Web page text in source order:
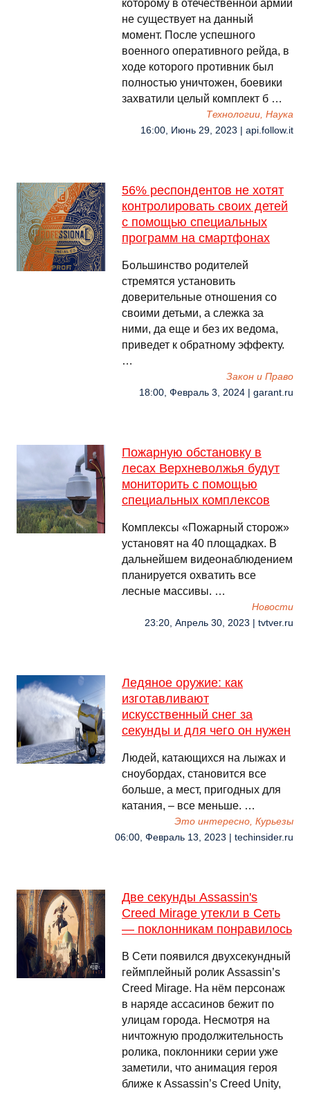
которому в отечественной армии
не существует на данный
момент. После успешного
военного оперативного рейда, в
ходе которого противник был
полностью уничтожен, боевики
захватили целый комплект б …
Технологии, Наука
16:00, Июнь 29, 2023 | api.follow.it
56% респондентов не хотят
контролировать своих детей
с помощью специальных
программ на смартфонах
Большинство родителей
стремятся установить
доверительные отношения со
своими детьми, а слежка за
ними, да еще и без их ведома,
приведет к обратному эффекту.
…
Закон и Право
18:00, Февраль 3, 2024 | garant.ru
Пожарную обстановку в
лесах Верхневолжья будут
мониторить с помощью
специальных комплексов
Комплексы «Пожарный сторож»
установят на 40 площадках. В
дальнейшем видеонаблюдением
планируется охватить все
лесные массивы. …
Новости
23:20, Апрель 30, 2023 | tvtver.ru
Ледяное оружие: как
изготавливают
искусственный снег за
секунды и для чего он нужен
Людей, катающихся на лыжах и
сноубордах, становится все
больше, а мест, пригодных для
катания, – все меньше. …
Это интересно, Курьезы
06:00, Февраль 13, 2023 | techinsider.ru
Две секунды Assassin's
Creed Mirage утекли в Сеть
— поклонникам понравилось
В Сети появился двухсекундный
геймплейный ролик Assassin’s
Creed Mirage. На нём персонаж
в наряде ассасинов бежит по
улицам города. Несмотря на
ничтожную продолжительность
ролика, поклонники серии уже
заметили, что анимация героя
ближе к Assassin’s Creed Unity,